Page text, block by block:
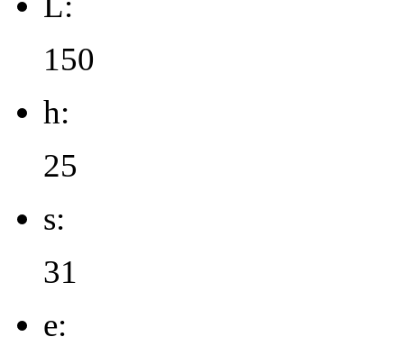
150
h:
25
s:
31
e: